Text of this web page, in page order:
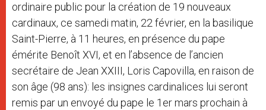
ordinaire public pour la création de 19 nouveaux
cardinaux, ce samedi matin, 22 février, en la basilique
Saint-Pierre, à 11 heures, en présence du pape
émérite Benoît XVI, et en l’absence de l’ancien
secrétaire de Jean XXIII, Loris Capovilla, en raison de
son âge (98 ans): les insignes cardinalices lui seront
remis par un envoyé du pape le 1er mars prochain à